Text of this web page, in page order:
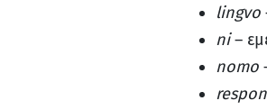
lingvo
ni–
nomo